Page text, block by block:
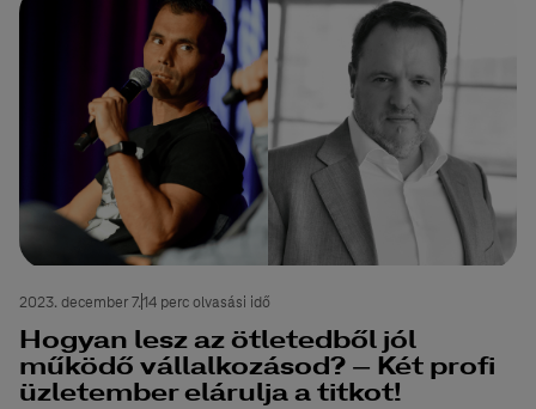
Hogyan lesz az ötletedből jól
működő vállalkozásod? – Két profi
üzletember elárulja a titkot!
2023. december 7.14 perc olvasási idő